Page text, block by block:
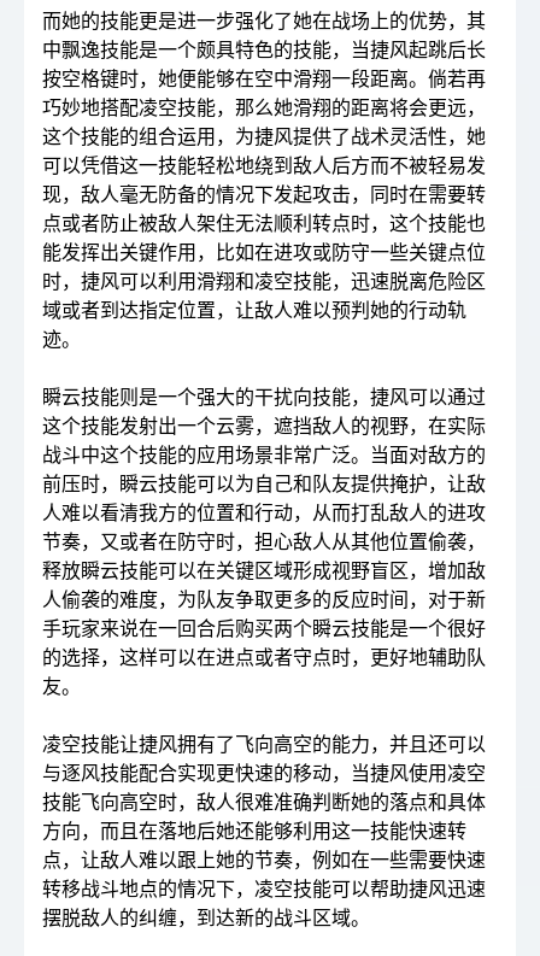
而她的技能更是进一步强化了她在战场上的优势，其
中飘逸技能是一个颇具特色的技能，当捷风起跳后长
按空格键时，她便能够在空中滑翔一段距离。倘若再
巧妙地搭配凌空技能，那么她滑翔的距离将会更远，
这个技能的组合运用，为捷风提供了战术灵活性，她
可以凭借这一技能轻松地绕到敌人后方而不被轻易发
现，敌人毫无防备的情况下发起攻击，同时在需要转
点或者防止被敌人架住无法顺利转点时，这个技能也
能发挥出关键作用，比如在进攻或防守一些关键点位
时，捷风可以利用滑翔和凌空技能，迅速脱离危险区
域或者到达指定位置，让敌人难以预判她的行动轨
迹。
瞬云技能则是一个强大的干扰向技能，捷风可以通过
这个技能发射出一个云雾，遮挡敌人的视野，在实际
战斗中这个技能的应用场景非常广泛。当面对敌方的
前压时，瞬云技能可以为自己和队友提供掩护，让敌
人难以看清我方的位置和行动，从而打乱敌人的进攻
节奏，又或者在防守时，担心敌人从其他位置偷袭，
释放瞬云技能可以在关键区域形成视野盲区，增加敌
人偷袭的难度，为队友争取更多的反应时间，对于新
手玩家来说在一回合后购买两个瞬云技能是一个很好
的选择，这样可以在进点或者守点时，更好地辅助队
友。
凌空技能让捷风拥有了飞向高空的能力，并且还可以
与逐风技能配合实现更快速的移动，当捷风使用凌空
技能飞向高空时，敌人很难准确判断她的落点和具体
方向，而且在落地后她还能够利用这一技能快速转
点，让敌人难以跟上她的节奏，例如在一些需要快速
转移战斗地点的情况下，凌空技能可以帮助捷风迅速
摆脱敌人的纠缠，到达新的战斗区域。